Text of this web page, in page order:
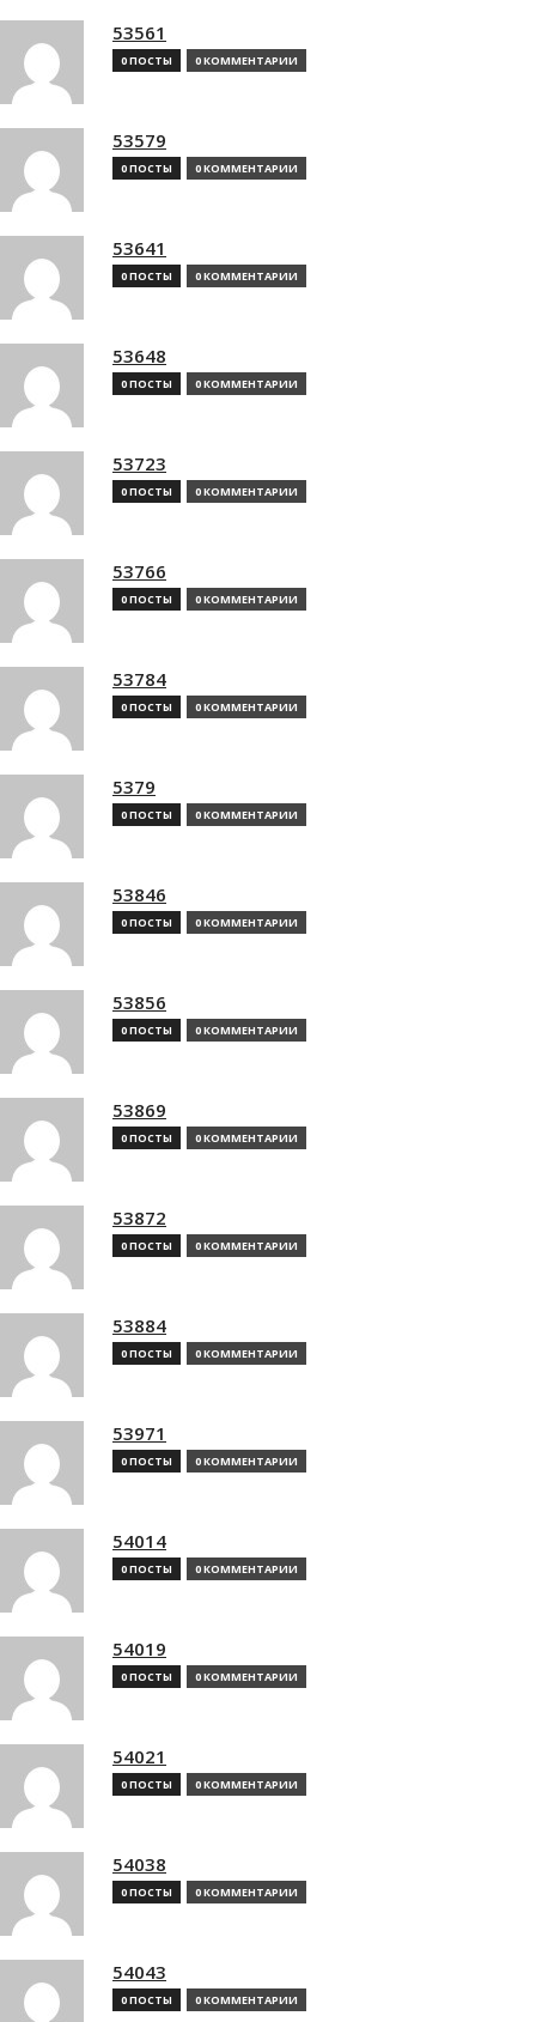
53561
0 ПОСТЫ 0 КОММЕНТАРИИ
53579
0 ПОСТЫ 0 КОММЕНТАРИИ
53641
0 ПОСТЫ 0 КОММЕНТАРИИ
53648
0 ПОСТЫ 0 КОММЕНТАРИИ
53723
0 ПОСТЫ 0 КОММЕНТАРИИ
53766
0 ПОСТЫ 0 КОММЕНТАРИИ
53784
0 ПОСТЫ 0 КОММЕНТАРИИ
5379
0 ПОСТЫ 0 КОММЕНТАРИИ
53846
0 ПОСТЫ 0 КОММЕНТАРИИ
53856
0 ПОСТЫ 0 КОММЕНТАРИИ
53869
0 ПОСТЫ 0 КОММЕНТАРИИ
53872
0 ПОСТЫ 0 КОММЕНТАРИИ
53884
0 ПОСТЫ 0 КОММЕНТАРИИ
53971
0 ПОСТЫ 0 КОММЕНТАРИИ
54014
0 ПОСТЫ 0 КОММЕНТАРИИ
54019
0 ПОСТЫ 0 КОММЕНТАРИИ
54021
0 ПОСТЫ 0 КОММЕНТАРИИ
54038
0 ПОСТЫ 0 КОММЕНТАРИИ
54043
0 ПОСТЫ 0 КОММЕНТАРИИ